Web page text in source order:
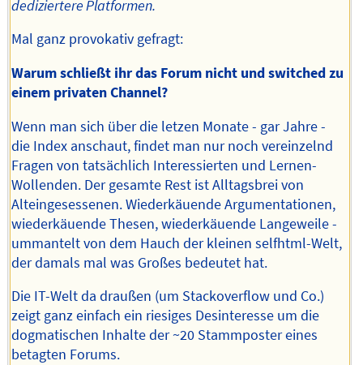
dediziertere Platformen.
Mal ganz provokativ gefragt:
Warum schließt ihr das Forum nicht und switched zu
einem privaten Channel?
Wenn man sich über die letzen Monate - gar Jahre -
die Index anschaut, findet man nur noch vereinzelnd
Fragen von tatsächlich Interessierten und Lernen-
Wollenden. Der gesamte Rest ist Alltagsbrei von
Alteingesessenen. Wiederkäuende Argumentationen,
wiederkäuende Thesen, wiederkäuende Langeweile -
ummantelt von dem Hauch der kleinen selfhtml-Welt,
der damals mal was Großes bedeutet hat.
Die IT-Welt da draußen (um Stackoverflow und Co.)
zeigt ganz einfach ein riesiges Desinteresse um die
dogmatischen Inhalte der ~20 Stammposter eines
betagten Forums.